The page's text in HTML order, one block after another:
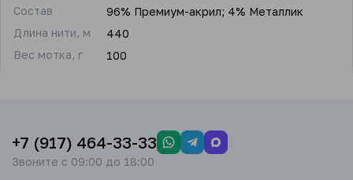
Состав
96% Премиум-акрил; 4% Металлик
Длина нити, м
440
Вес мотка, г
100
+7 (917) 464-33-33
Звоните с 09:00 до 18:00